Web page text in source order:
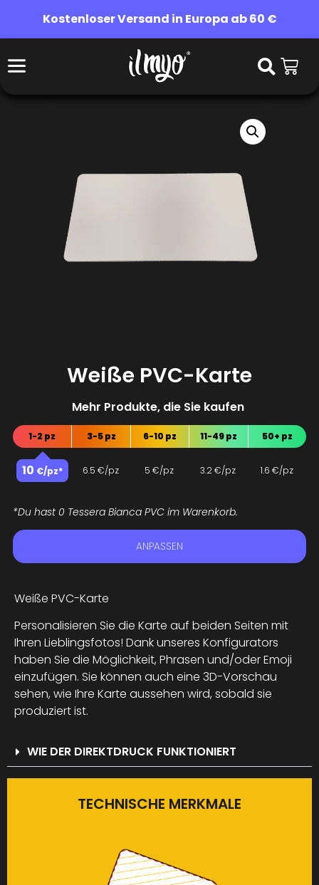
Kostenloser Versand in Europa ab 60 €
Weiße PVC-Karte
Mehr Produkte, die Sie kaufenJ
1-2 pz 3-5 pz 6-10 pz 11-49 pz 50+ pz
10 €/pz* 6.5 €/pz 5 €/pz 3.2€/pz 1.6 €/pz
*Du hast 0 Tessera Bianca PVC im Warenkorb.
ANPASSEN
Weiße PVC-Karte
Personalisieren Sie die Karte auf beiden Seiten mit
Ihren Lieblingsfotos! Dank unseres Konfigurators
haben Sie die Möglichkeit, Phrasen und/oder Emoji
einzufügen. Sie können auch eine 3D-Vorschau
sehen, wie Ihre Karte aussehen wird, sobald sie
produziert ist.
WIE DER DIREKTDRUCK FUNKTIONIERT
TECHNISCHE MERKMALE